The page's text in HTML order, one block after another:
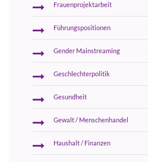
Frauenprojektarbeit
Führungspositionen
Gender Mainstreaming
Geschlechterpolitik
Gesundheit
Gewalt / Menschenhandel
Haushalt / Finanzen